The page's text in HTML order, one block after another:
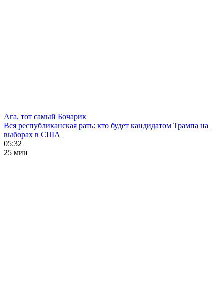
Ага, тот самый Бочарик
Вся республиканская рать: кто будет кандидатом Трампа на
выборах в США
05:32
25 мин